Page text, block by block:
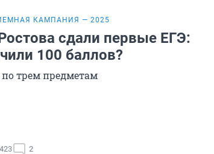
КАМПАНИЯ — 2025
сдали первые ЕГЭ:
100 баллов?
трем предметам
2